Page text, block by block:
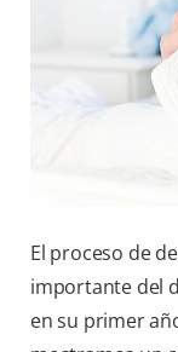
El proceso de
importante del
en su primer